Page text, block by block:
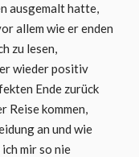
ausgemalt hatte,
allem wie er enden
zu lesen,
wieder positiv
Ende zurück
Reise kommen,
an und wie
mir so nie